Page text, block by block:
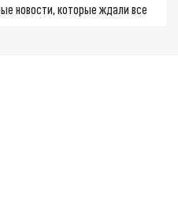
новости, которые ждали все